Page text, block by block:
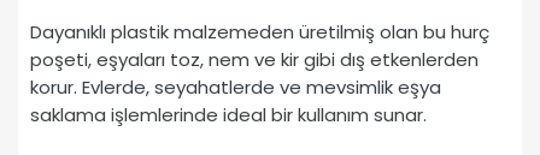
Dayanıklı plastik malzemeden üretilmiş olan bu hurç
poşeti, eşyaları toz, nem ve kir gibi dış etkenlerden
korur. Evlerde, seyahatlerde ve mevsimlik eşya
saklama işlemlerinde ideal bir kullanım sunar.